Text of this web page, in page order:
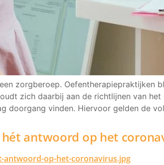
zorgberoep. Oefentherapiepraktijken
zich daarbij aan de richtlijnen van
doorgang vinden. Hiervoor gelden de
hét antwoord op het